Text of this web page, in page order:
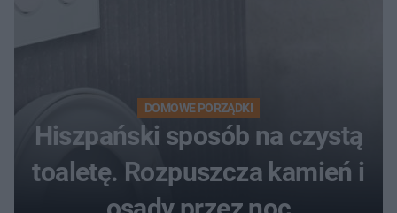
DOMOWE PORZĄDKI
Hiszpański sposób na czystą
toaletę. Rozpuszcza kamień i